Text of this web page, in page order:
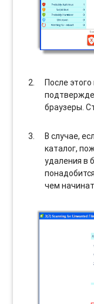
После
браузеры.
В случае,
каталог,
удаления в
чем